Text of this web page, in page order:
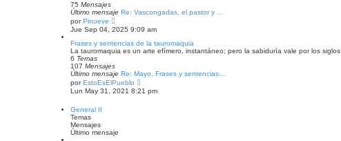
a
j
e
i
o
m
e
n
j
75 Mensajes
Último mensaje Re: Vascongadas, el pastor y …
porPinueve
e
r
ú
l
i
m
o
m
e
e
Jue Sep 04, 2025 9:09 am
Frases y sentencias de la tauromaquia
La tauromaquia es un arte efímero, instantáneo; pero la sabiduría vale por los siglos
6 Temas
107 Mensajes
Último mensaje Re: Mayo. Frases y sentencias…
porEstoEsElPueblo
e
r
Lun May 31, 2021 8:21 pm
General II
Temas
Mensajes
Último mensaje